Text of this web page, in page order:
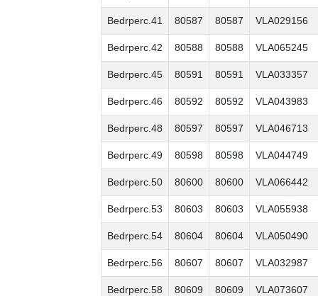
Bedrperc.41 80587 80587 VLA029156
Bedrperc.42 80588 80588 VLA065245
Bedrperc.45 80591 80591 VLA033357
Bedrperc.46 80592 80592 VLA043983
Bedrperc.48 80597 80597 VLA046713
Bedrperc.49 80598 80598 VLA044749
Bedrperc.50 80600 80600 VLA066442
Bedrperc.53 80603 80603 VLA055938
Bedrperc.54 80604 80604 VLA050490
Bedrperc.56 80607 80607 VLA032987
Bedrperc.58 80609 80609 VLA073607